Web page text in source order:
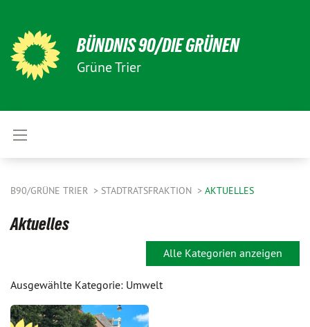
BÜNDNIS 90/DIE GRÜNEN
Grüne Trier
B90/GRÜNE TRIER STADTRATSFRAKTION AKTUELLES
Aktuelles
Alle Kategorien anzeigen
Ausgewählte Kategorie: Umwelt